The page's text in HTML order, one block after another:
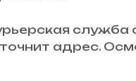
служба
адрес.